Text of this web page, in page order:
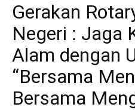
Gerakan
Negeri : Jaga
Alam dengan
“Bersama
Bersama